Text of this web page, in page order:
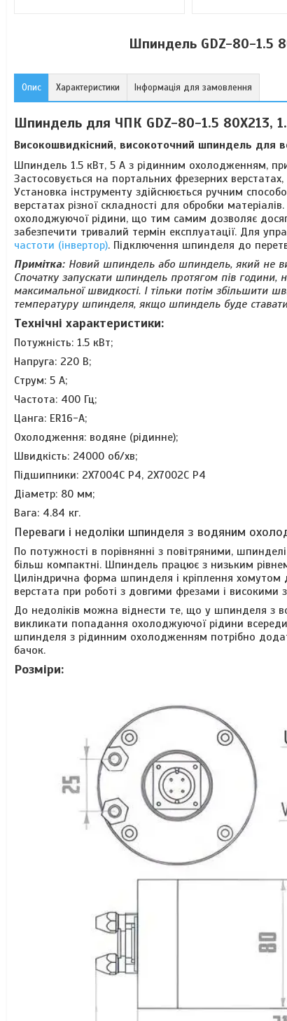
Шпиндель GDZ-80-1.5
Опис Характеристики Інформація для замовлення
Шпиндель для ЧПК GDZ-80-1.5 80X213,
Високошвидкісний, високоточний шпиндель для
Шпиндель 1.5 кВт, 5 А з рідинним охолодженням,
Застосовується на портальних фрезерних
Установка інструменту здійснюється ручним
верстатах різної складності для обробки
охолоджуючої рідини, що тим самим дозволяє
забезпечити тривалий термін експлуатації. Для
частоти (інвертор). Підключення шпинделя до
Примітка: Новий шпиндель або шпиндель, який не
Спочатку запускати шпиндель протягом пів години,
максимальної швидкості. І тільки потім збільшити
температуру шпинделя, якщо шпиндель буде
Технічні характеристики:
Потужність: 1.5 кВт;
Напруга: 220 В;
Струм: 5 А;
Частота: 400 Гц;
Цанга: ER16-А;
Охолодження: водяне (рідинне);
Швидкість: 24000 об/хв;
Підшипники: 2Х7004С Р4, 2Х7002С Р4
Діаметр: 80 мм;
Вага: 4.84 кг.
Переваги і недоліки шпинделя з водяним
По потужності в порівнянні з повітряними,
більш компактні. Шпиндель працює з низьким
Циліндрична форма шпинделя і кріплення хомутом
верстата при роботі з довгими фрезами і високими
До недоліків можна віднести те, що у шпинделя з
викликати попадання охолоджуючої рідини
шпинделя з рідинним охолодженням потрібно
бачок.
Розміри: